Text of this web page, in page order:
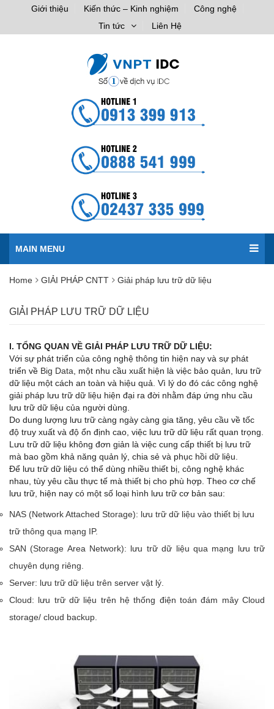
Giới thiệu Kiến thức – Kinh nghiệm
Công nghệ
Tin tức
Liên Hệ
MAIN MENU
Home GIẢI PHÁP CNTT Giải pháp lưu trữ dữ liệu
GIẢI PHÁP LƯU TRỮ DỮ LIỆU
I. TỔNG QUAN VỀ GIẢI PHÁP LƯU TRỮ DỮ LIỆU:
Với sự phát triển của công nghệ thông tin hiện nay và sự phát
triển về Big Data , một nhu cầu xuất hiện là việc bảo quản, lưu trữ
dữ liệu một cách an toàn và hiệu quả. Vì lý do đó các công nghệ
giải pháp lưu trữ dữ liệu hiện đại ra đời nhằm đáp ứng nhu cầu
lưu trữ dữ liệu của người dùng.
Do dung lượng lưu trữ càng ngày càng gia tăng, yêu cầu về tốc
độ truy xuất và độ ổn định cao, việc lưu trữ dữ liệu rất quan trọng.
Lưu trữ dữ liệu không đơn giản là việc cung cấp thiết bị lưu trữ
mà bao gồm khả năng quản lý, chia sẻ và phục hồi dữ liệu.
Để lưu trữ dữ liệu có thể dùng nhiều thiết bị, công nghệ khác
nhau, tùy yêu cầu thực tế mà thiết bị cho phù hợp. Theo cơ chế
lưu trữ, hiện nay có một số loại hình lưu trữ cơ bản sau:
NAS (Network Attached Storage): lưu trữ dữ liệu vào thiết bị lưu
trữ thông qua mạng IP.
SAN (Storage Area Network): lưu trữ dữ liệu qua mạng lưu trữ
chuyên dụng riêng.
Server: lưu trữ dữ liệu trên server vật lý.
Cloud: lưu trữ dữ liệu trên hệ thống điện toán đám mây Cloud
storage/ cloud backup.